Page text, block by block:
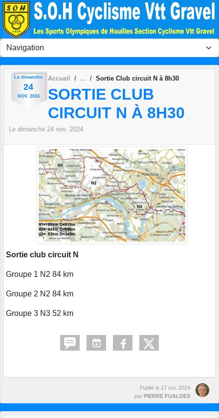
Le dimanche
24
NOV. 2024
Accueil Sortie Club circuit N à 8h30
SORTIE CLUB
CIRCUIT N À 8H30
Le dimanche 24 nov. 2024
Sortie club circuit N
Groupe 1 N2 84 km
Groupe 2 N2 84 km
Groupe 3 N3 52 km
Publié le 17 oct. 2024
par PIERRE FUALDES
Panneau de gestion des cookies